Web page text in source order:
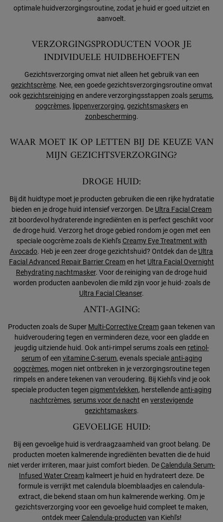
optimale huidverzorgingsroutine, zodat je huid er goed uitziet en
aanvoelt.
VERZORGINGSPRODUCTEN VOOR JE
INDIVIDUELE HUIDBEHOEFTEN
Gezichtsverzorging omvat niet alleen het gebruik van een
gezichtscrème. Nee, een goede gezichtsverzorgingsroutine omvat
ookgezichtsreiniging en andere verzorgingsstappen zoals serums,
oogcrèmes, lippenverzorging, gezichtsmaskersen
zonbescherming.
WAAR MOET IK OP LETTEN BIJ DE KEUZE VAN
MIJN GEZICHTSVERZORGING?
DROGE HUID:
Bij dit huidtype moet je producten gebruiken die een rijke hydratatie
bieden en je droge huid intensief verzorgen. De Ultra Facial Cream
zit boordevol hydraterende ingrediënten en is perfect geschikt voor
de droge huid. Verzorg het droge gebied rondom je ogen met een
speciale oogcrème zoals de Kiehl's Creamy Eye Treatment with
Avocado. Heb je een zeer droge gezichtshuid? Ontdek dan de Ultra
Facial Advanced Repair Barrier Creamen het Ultra Facial Overnight
Rehydrating nachtmasker. Voor de reiniging van de droge huid
worden producten aanbevolen die mild zijn voor je huid- zoals de
Ultra Facial Cleanser.
ANTI-AGING:
Producten zoals de Super Multi-Corrective Creamgaan tekenen van
huidveroudering tegen en verminderen deze, voor een gladde en
jeugdig uitziende huid. Ook anti-rimpel serums zoals een retinol-
serumof een vitamine C-serum, evenals specialeanti-aging
oogcrèmes, mogen niet ontbreken in je verzorgingsroutine tegen
rimpels en andere tekenen van veroudering. Bij Kiehl's vind je ook
speciale producten tegen pigmentvlekken, herstellendeanti-aging
nachtcrèmes, serums voor de nacht en verstevigende
gezichtsmaskers.
GEVOELIGE HUID:
Bij een gevoelige huid is verdraagzaamheid van groot belang. De
producten moeten kalmerende ingrediënten bevatten die de huid
niet verder irriteren, maar juist comfort bieden. De Calendula Serum-
Infused Water Cream kalmeert je huid en hydrateert deze. De
formule is verrijkt met calendula bloemblaadjes en calendula-
extract, die bekend staan om hun kalmerende werking. Om je
gezichtsverzorging voor een gevoelige huid compleet te maken,
ontdek meer Calendula-producten van Kiehl's!